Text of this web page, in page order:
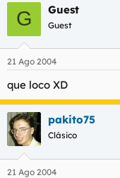
G Guest
Guest
21 Ago 2004
que loco XD
pakito75
Clásico
21 Ago 2004